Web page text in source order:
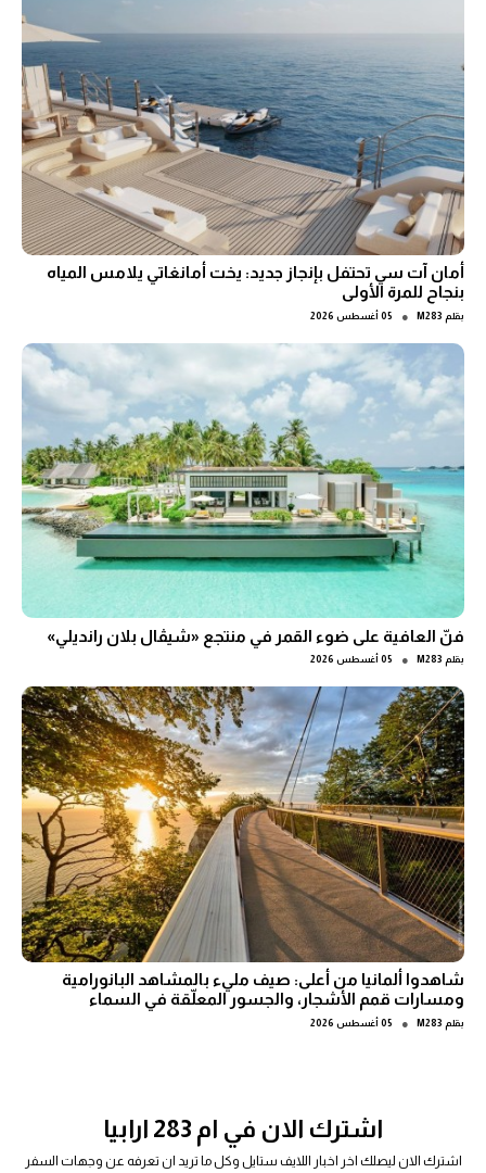
أمان آت سي تحتفل بإنجاز جديد: يخت أمانغاتي يلامس المياه
بنجاح للمرة الأولى
بقلم M283
● 05 أغسطس 2026
فنّ العافية على ضوء القمر في منتجع «شيڤال بلان رانديلي»
بقلم M283
● 05 أغسطس 2026
شاهدوا ألمانيا من أعلى: صيف مليء بالمشاهد البانورامية
ومسارات قمم الأشجار، والجسور المعلّقة في السماء
بقلم M283
● 05 أغسطس 2026
اشترك الان في ام 283 ارابيا
اشترك الان ليصلك اخر اخبار اللايف ستايل وكل ما تريد ان تعرفه عن وجهات السفر